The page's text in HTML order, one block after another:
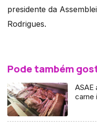
presidente da
Rodrigues.
Pode também
ASAE
carne